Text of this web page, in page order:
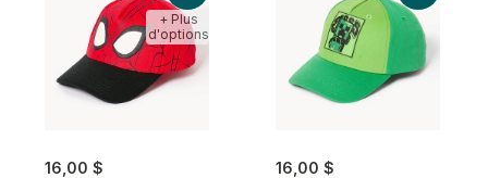
16,00 $
+ Plus
d'options
16,00 $